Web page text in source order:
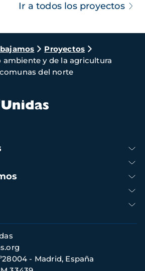
Ir a todos los proyectos
Proyectos
ambiente y de la agricultura
del norte
- Madrid, España